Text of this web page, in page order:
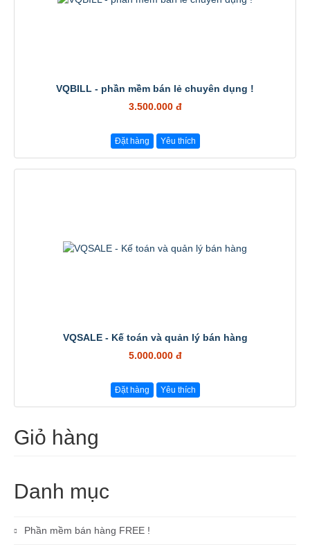
VQBILL - phần mềm bán lẻ chuyên dụng !
3.500.000 đ
Đặt hàng Yêu thích
VQSALE - Kế toán và quản lý bán hàng
5.000.000 đ
Đặt hàng Yêu thích
Giỏ hàng
Danh mục
Phần mềm bán hàng FREE !